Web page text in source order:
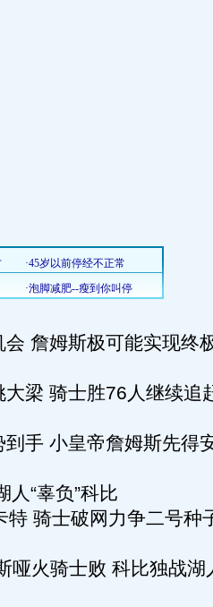
詹姆斯极可能实现终
梁 骑士胜76人继续追
手 小皇帝詹姆斯先得
人“辜负”科比
特 骑士破网力争二号种
哑火骑士败 科比独战湖